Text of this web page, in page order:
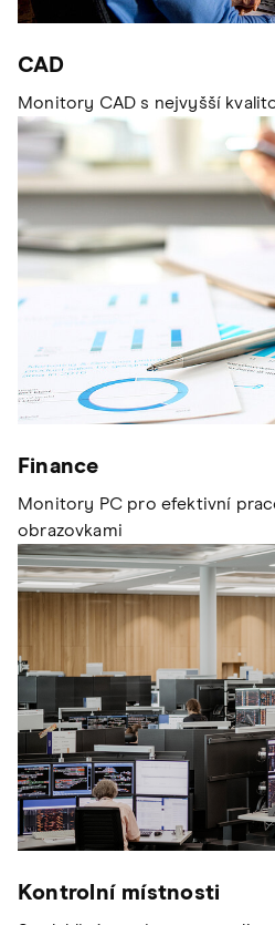
CAD
Monitory CAD s nejvyšší
Finance
Monitory PC pro efektivní
obrazovkami
Kontrolní místnosti